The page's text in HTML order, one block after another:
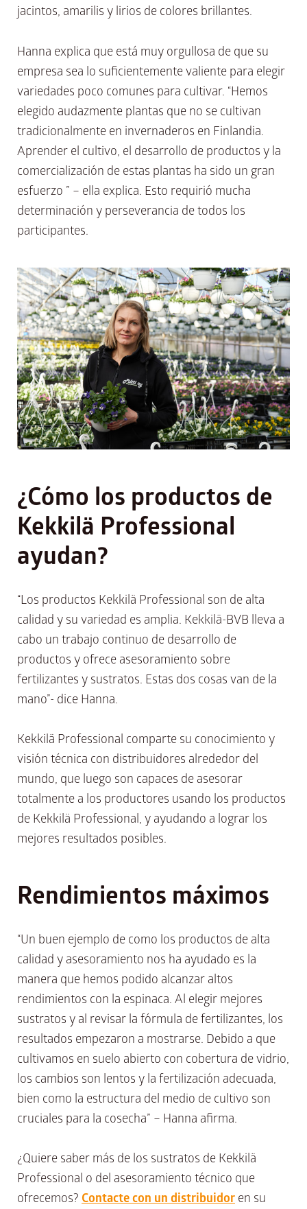
jacintos, amarilis y lirios de colores brillantes.
Hanna explica que está muy orgullosa de que su
empresa sea lo suficientemente valiente para elegir
variedades poco comunes para cultivar. “Hemos
elegido audazmente plantas que no se cultivan
tradicionalmente en invernaderos en Finlandia.
Aprender el cultivo, el desarrollo de productos y la
comercialización de estas plantas ha sido un gran
esfuerzo ” – ella explica. Esto requirió mucha
determinación y perseverancia de todos los
participantes.
¿Cómo los productos de
Kekkilä Professional
ayudan?
“Los productos Kekkilä Professional son de alta
calidad y su variedad es amplia. Kekkilä-BVB lleva a
cabo un trabajo continuo de desarrollo de
productos y ofrece asesoramiento sobre
fertilizantes y sustratos. Estas dos cosas van de la
mano”- dice Hanna.
Kekkilä Professional comparte su conocimiento y
visión técnica con distribuidores alrededor del
mundo, que luego son capaces de asesorar
totalmente a los productores usando los productos
de Kekkilä Professional, y ayudando a lograr los
mejores resultados posibles.
Rendimientos máximos
“Un buen ejemplo de como los productos de alta
calidad y asesoramiento nos ha ayudado es la
manera que hemos podido alcanzar altos
rendimientos con la espinaca. Al elegir mejores
sustratos y al revisar la fórmula de fertilizantes, los
resultados empezaron a mostrarse. Debido a que
cultivamos en suelo abierto con cobertura de vidrio,
los cambios son lentos y la fertilización adecuada,
bien como la estructura del medio de cultivo son
cruciales para la cosecha” – Hanna afirma.
¿Quiere saber más de los sustratos de Kekkilä
Professional o del asesoramiento técnico que
ofrecemos? Contacte con un distribuidor en su